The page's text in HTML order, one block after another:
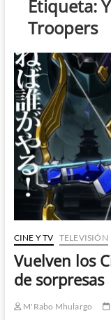
Etiqueta:
Troopers
CINE Y TV TELEVISIÓN
Vuelven los
de sorpresas
M'Rabo Mhulargo